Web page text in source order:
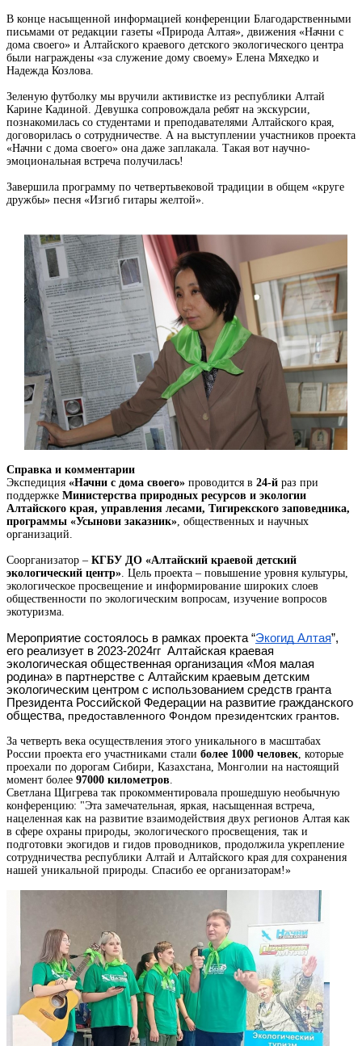
В конце насыщенной информацией конференции Благодарственными
письмами от редакции газеты «Природа Алтая», движения «Начни с
дома своего» и Алтайского краевого детского экологического центра
были награждены «за служение дому своему» Елена Мяхедко и
Надежда Козлова.
Зеленую футболку мы вручили активистке из республики Алтай
Карине Кадиной. Девушка сопровождала ребят на экскурсии,
познакомилась со студентами и преподавателями Алтайского края,
договорилась о сотрудничестве. А на выступлении участников проекта
«Начни с дома своего» она даже заплакала. Такая вот научно-
эмоциональная встреча получилась!
Завершила программу по четвертьвековой традиции в общем «круге
дружбы» песня «Изгиб гитары желтой».
Справка и комментарии
Экспедиция «Начни с дома своего» проводится в 24-й раз при
поддержке Министерства природных ресурсов и экологии
Алтайского края, управления лесами, Тигирекского заповедника,
программы «Усынови заказник» , общественных и научных
организаций.
Соорганизатор – КГБУ ДО «Алтайский краевой детский
экологический центр» . Цель проекта – повышение уровня культуры,
экологическое просвещение и информирование широких слоев
общественности по экологическим вопросам, изучение вопросов
экотуризма.
Мероприятие состоялось в рамках проекта “Экогид Алтая”,
его реализует в 2023-2024гг Алтайская краевая
экологическая общественная организация «Моя малая
родина» в партнерстве с Алтайским краевым детским
экологическим центром с использованием средств гранта
Президента Российской Федерации на развитие гражданского
общества, предоставленного Фондом президентских грантов.
За четверть века осуществления этого уникального в масштабах
России проекта его участниками стали более 1000 человек , которые
проехали по дорогам Сибири, Казахстана, Монголии на настоящий
момент более 97000 километров
Светлана Щигрева так прокомментировала прошедшую необычную
конференцию: "Эта замечательная, яркая, насыщенная встреча,
нацеленная как на развитие взаимодействия двух регионов Алтая как
в сфере охраны природы, экологического просвещения, так и
подготовки экогидов и гидов проводников, продолжила укрепление
сотрудничества республики Алтай и Алтайского края для сохранения
нашей уникальной природы. Спасибо ее организаторам!»